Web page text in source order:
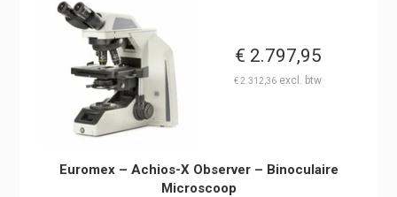
€ 2.797,95
€2.312,36
Euromex – Achios-X Observer – Binoculaire
Microscoop